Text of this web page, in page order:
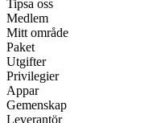
Tipsa oss
Medlem
Mitt område
Paket
Utgifter
Privilegier
Appar
Gemenskap
Leverantör